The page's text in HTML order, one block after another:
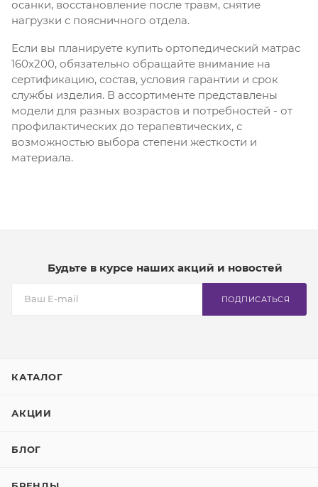
осанки, восстановление после травм, снятие
нагрузки с поясничного отдела.
Если вы планируете купить ортопедический матрас
160х200, обязательно обращайте внимание на
сертификацию, состав, условия гарантии и срок
службы изделия. В ассортименте представлены
модели для разных возрастов и потребностей - от
профилактических до терапевтических, с
возможностью выбора степени жесткости и
материала.
Будьте в курсе наших акций и новостей
ПОДПИСАТЬСЯ
КАТАЛОГ
АКЦИИ
БЛОГ